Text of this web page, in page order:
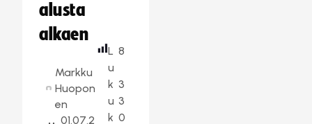
alusta
alkaen
Markku
Huopon
en
01.07.2
L
u
k
u
k
8
3
3
0